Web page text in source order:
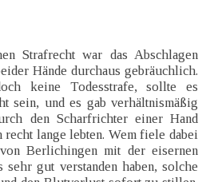
Strafrecht war das Abschlagen
Hände durchaus gebräuchlich.
keine Todesstrafe, sollte es
sein, und es gab verhältnismäßig
den Scharfrichter einer Hand
recht lange lebten. Wem fiele dabei
Berlichingen mit der eisernen
gut verstanden haben, solche